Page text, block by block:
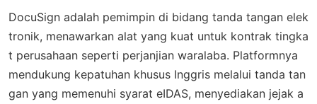
DocuSign adalah pemimpin di bidang tanda tangan elek
tronik, menawarkan alat yang kuat untuk kontrak tingka
t perusahaan seperti perjanjian waralaba. Platformnya
mendukung kepatuhan khusus Inggris melalui tanda tan
gan yang memenuhi syarat eIDAS, menyediakan jejak a